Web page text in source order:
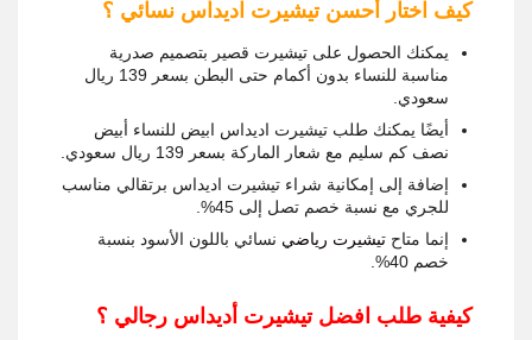
كيف اختار أحسن تيشيرت اديداس نسائي ؟
يمكنك الحصول على تيشيرت قصير بتصميم صدرية
مناسبة للنساء بدون أكمام حتى البطن بسعر 139 ريال
سعودي.
أيضًا يمكنك طلب تيشيرت اديداس ابيض للنساء أبيض
نصف كم سليم مع شعار الماركة بسعر 139 ريال سعودي.
إضافة إلى إمكانية شراء تيشيرت اديداس برتقالي مناسب
للجري مع نسبة خصم تصل إلى 45%.
إنما متاح تيشيرت رياضي نسائي باللون الأسود بنسبة
خصم 40%.
كيفية طلب افضل تيشيرت أديداس رجالي ؟